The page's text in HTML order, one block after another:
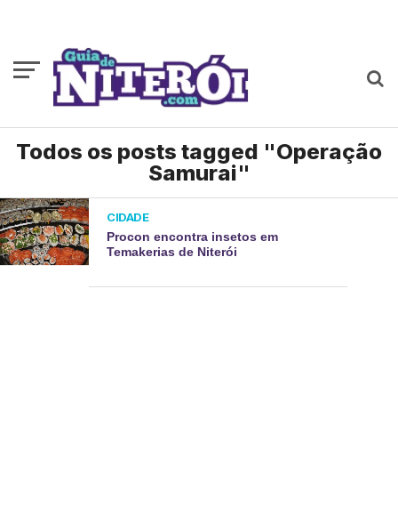
Todos os posts tagged "Operação
Samurai"
CIDADE
Procon encontra insetos em
Temakerias de Niterói